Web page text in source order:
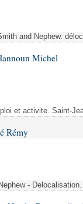
and Nephew.
Michel
et activite. Saint-
Rémy
-